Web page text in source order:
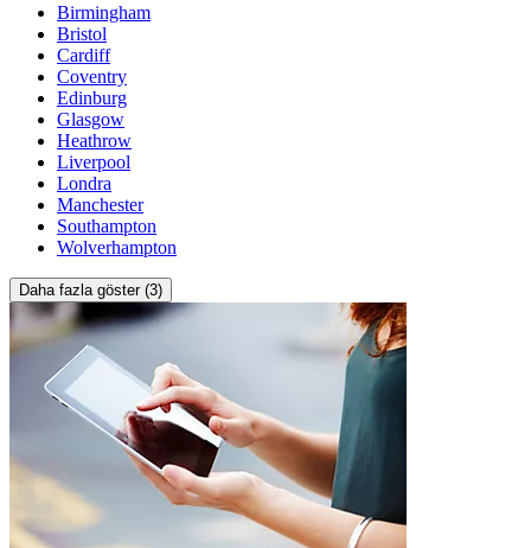
Birmingham
Bristol
Cardiff
Coventry
Edinburg
Glasgow
Heathrow
Liverpool
Londra
Manchester
Southampton
Wolverhampton
Daha fazla göster (3)